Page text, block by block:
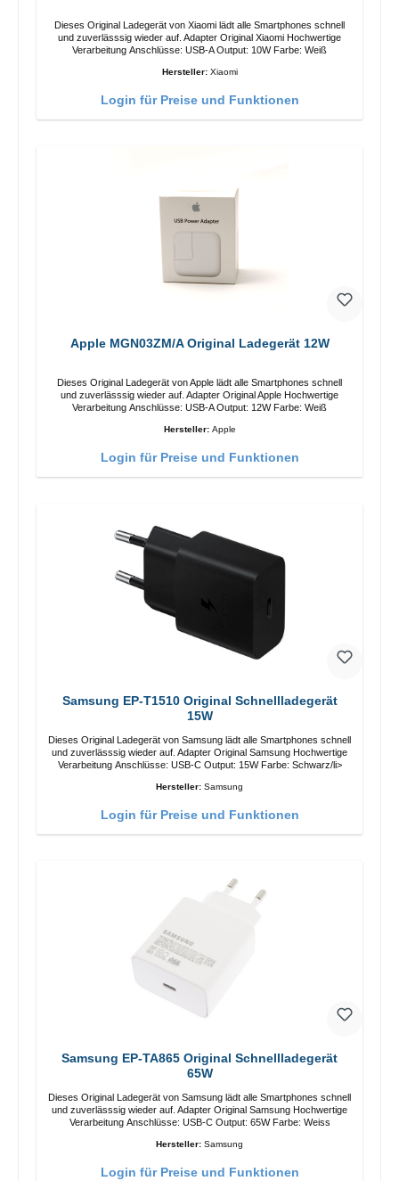
Dieses Original Ladegerät von Xiaomi lädt alle Smartphones schnell
und zuverlässsig wieder auf. Adapter Original Xiaomi Hochwertige
Verarbeitung Anschlüsse: USB-A Output: 10W Farbe: Weiß
Hersteller: Xiaomi
Login für Preise und Funktionen
Apple MGN03ZM/A Original Ladegerät 12W
Dieses Original Ladegerät von Apple lädt alle Smartphones schnell
und zuverlässsig wieder auf. Adapter Original Apple Hochwertige
Verarbeitung Anschlüsse: USB-A Output: 12W Farbe: Weiß
Hersteller: Apple
Login für Preise und Funktionen
Samsung EP-T1510 Original Schnellladegerät
15W
Dieses Original Ladegerät von Samsung lädt alle Smartphones schnell
und zuverlässsig wieder auf. Adapter Original Samsung Hochwertige
Verarbeitung Anschlüsse: USB-C Output: 15W Farbe: Schwarz/li>
Hersteller: Samsung
Login für Preise und Funktionen
Samsung EP-TA865 Original Schnellladegerät
65W
Dieses Original Ladegerät von Samsung lädt alle Smartphones schnell
und zuverlässsig wieder auf. Adapter Original Samsung Hochwertige
Verarbeitung Anschlüsse: USB-C Output: 65W Farbe: Weiss
Hersteller: Samsung
Login für Preise und Funktionen